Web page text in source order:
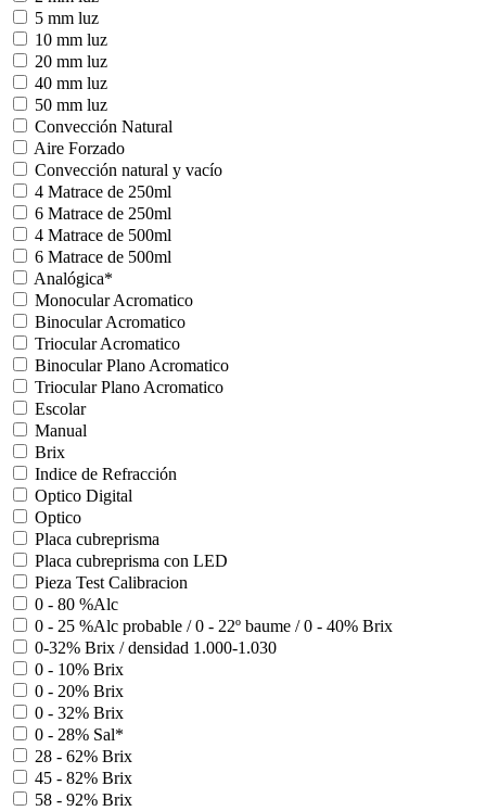
5 mm luz
10 mm luz
20 mm luz
40 mm luz
50 mm luz
Convección Natural
Aire Forzado
Convección natural y vacío
4 Matrace de 250ml
6 Matrace de 250ml
4 Matrace de 500ml
6 Matrace de 500ml
Analógica*
Monocular Acromatico
Binocular Acromatico
Triocular Acromatico
Binocular Plano Acromatico
Triocular Plano Acromatico
Escolar
Manual
Brix
Indice de Refracción
Optico Digital
Optico
Placa cubreprisma
Placa cubreprisma con LED
Pieza Test Calibracion
0 - 80 %Alc
0 - 25 %Alc probable / 0 - 22º baume / 0 - 40% Brix
0-32% Brix / densidad 1.000-1.030
0 - 10% Brix
0 - 20% Brix
0 - 32% Brix
0 - 28% Sal*
28 - 62% Brix
45 - 82% Brix
58 - 92% Brix